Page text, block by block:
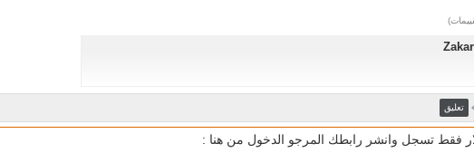
تعليق
فقط تسجل وانشر رابطك المرجو الدخول من هنا :